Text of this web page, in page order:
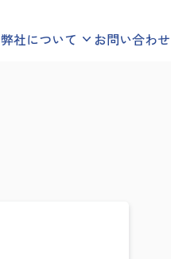
弊社について お問い合わせ